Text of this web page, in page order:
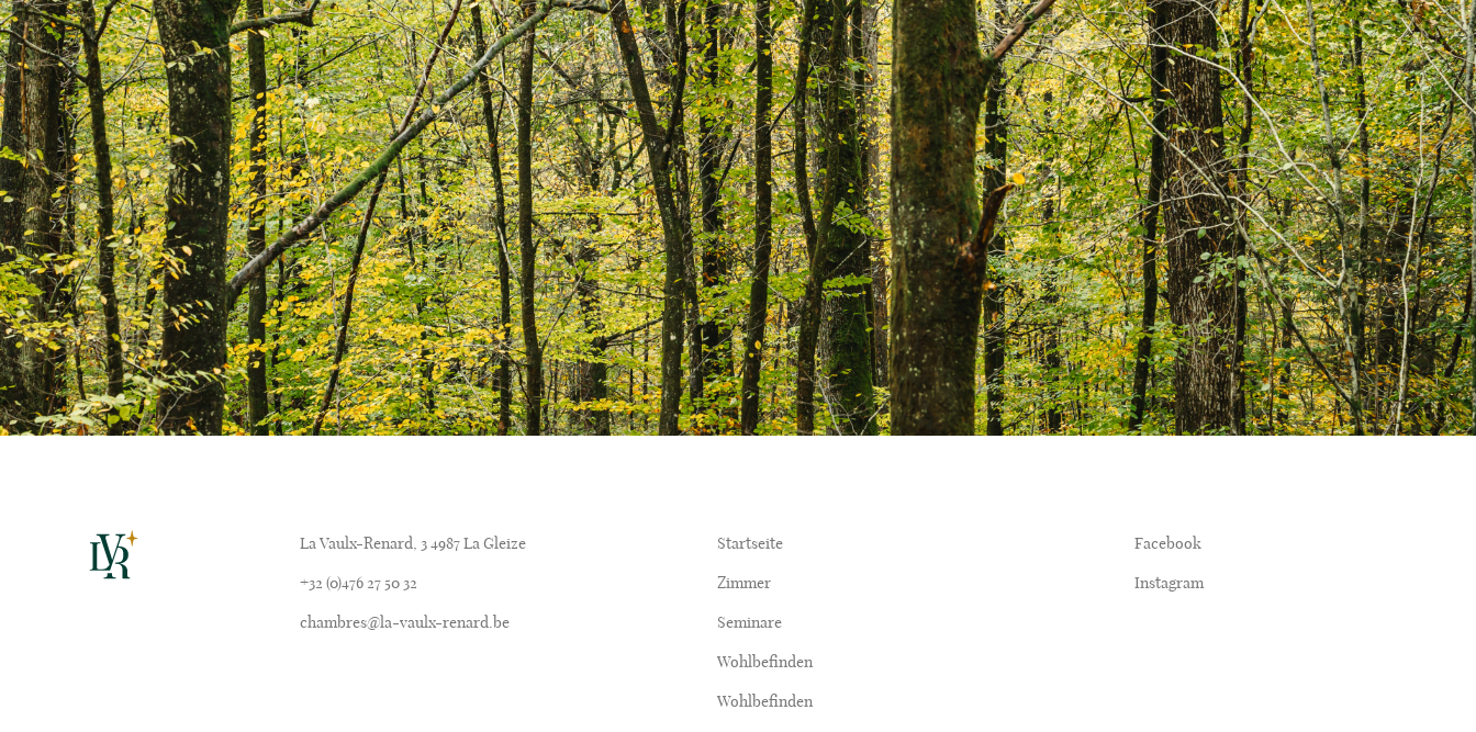
Facebook
Instagram
Startseite
Zimmer
Seminare
Wohlbefinden
Wohlbefinden
La Vaulx-Renard, 3 4987 La Gleize
+32 (0)476 27 50 32
chambres@la-vaulx-renard.be